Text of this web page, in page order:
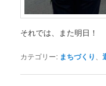
それでは、また明日！
カテゴリー: まちづくり 、